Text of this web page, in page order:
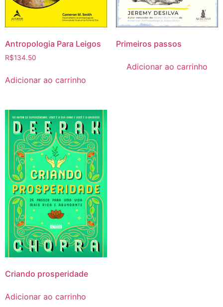
Antropologia Para Leigos
R$134.50
Adicionar ao carrinho
Primeiros passos
Adicionar ao carrinho
Criando prosperidade
Adicionar ao carrinho